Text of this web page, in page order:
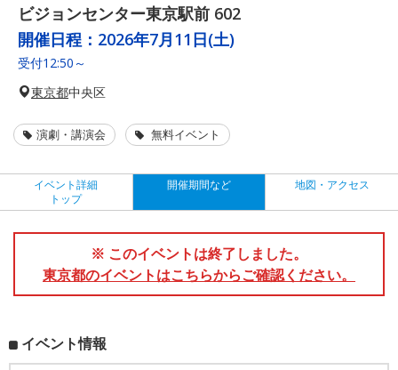
ビジョンセンター東京駅前 602
開催日程： 2026年7月11日(土)
受付12:50～
東京都中央区
演劇・講演会 無料イベント
イベント詳細
トップ
開催期間など 地図・アクセス
※ このイベントは終了しました。
東京都のイベントはこちらからご確認ください。
イベント情報